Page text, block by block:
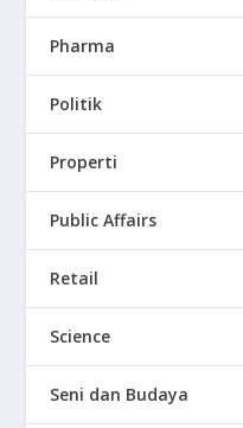
Pharma
Politik
Properti
Public Affairs
Retail
Science
Seni dan Budaya